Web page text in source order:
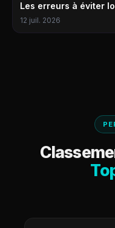
Les erreurs à éviter
12 juil. 2026